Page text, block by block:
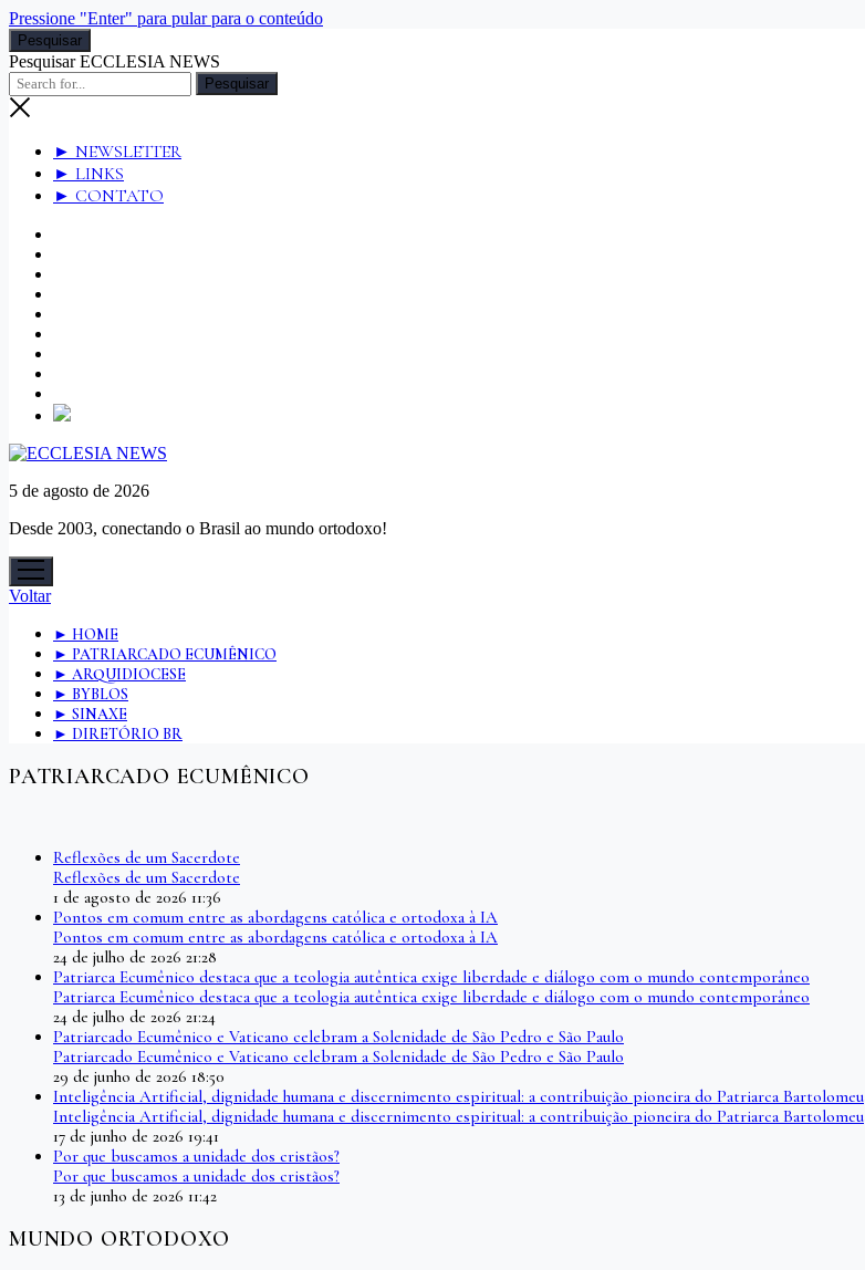
Pressione "Enter" para pular para o conteúdo
Pesquisar
Pesquisar ECCLESIA NEWS
► NEWSLETTER
► LINKS
► CONTATO
5 de agosto de 2026
Desde 2003, conectando o Brasil ao mundo ortodoxo!
Abrir
menu
Voltar
► HOME
► PATRIARCADO ECUMÊNICO
► ARQUIDIOCESE
► BYBLOS
► SINAXE
► DIRETÓRIO BR
PATRIARCADO ECUMÊNICO
Reflexões de um Sacerdote
Reflexões de um Sacerdote
1 de agosto de 2026 11:36
Pontos em comum entre as abordagens católica e ortodoxa à IA
Pontos em comum entre as abordagens católica e ortodoxa à IA
24 de julho de 2026 21:28
Patriarca Ecumênico destaca que a teologia autêntica exige liberdade e diálogo com o mundo contemporâneo
Patriarca Ecumênico destaca que a teologia autêntica exige liberdade e diálogo com o mundo contemporâneo
24 de julho de 2026 21:24
Patriarcado Ecumênico e Vaticano celebram a Solenidade de São Pedro e São Paulo
Patriarcado Ecumênico e Vaticano celebram a Solenidade de São Pedro e São Paulo
29 de junho de 2026 18:50
Inteligência Artificial, dignidade humana e discernimento espiritual: a contribuição pioneira do Patriarca Bartolomeu
Inteligência Artificial, dignidade humana e discernimento espiritual: a contribuição pioneira do Patriarca Bartolomeu
17 de junho de 2026 19:41
Por que buscamos a unidade dos cristãos?
Por que buscamos a unidade dos cristãos?
13 de junho de 2026 11:42
MUNDO ORTODOXO